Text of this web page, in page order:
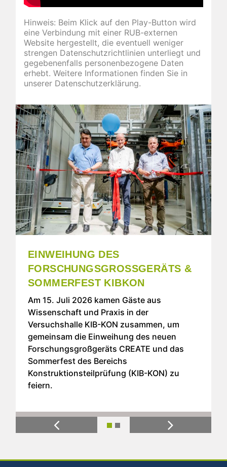
Hinweis: Beim Klick auf den Play-Button wird
eine Verbindung mit einer RUB-externen
Website hergestellt, die eventuell weniger
strengen Daten­schutz­richt­linien unterliegt und
gegebenenfalls personen­bezogene Daten
erhebt. Weitere Informationen finden Sie in
unserer Daten­schutz­erklärung.
EINWEIHUNG DES
FORSCHUNGSGROSSGERÄTS & S
OMMERFEST KIBKON
Am 15. Juli 2026 kamen Gäste aus
Wissenschaft und Praxis in der
Versuchshalle KIB-KON zusammen, um
gemeinsam die Einweihung des neuen
Forschungsgroßgeräts CREATE und das
Sommerfest des Bereichs
Konstruktionsteilprüfung (KIB-KON) zu
feiern.
Previous Next